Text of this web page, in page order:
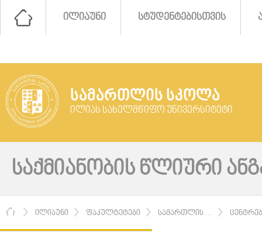
ᲘᲚᲘᲐᲣᲜᲘ ᲡᲢᲣᲓᲔᲜᲢᲔᲑᲘᲡᲗᲕᲘᲡ
ᲡᲐᲛᲐᲠᲗᲚᲘᲡ ᲡᲙᲝᲚᲐ
ᲘᲚᲘᲐᲡ ᲡᲐᲮᲔᲚᲛᲬᲘᲤᲝ ᲣᲜᲘᲕᲔᲠᲡᲘᲢᲔᲢᲘ
ᲡᲐᲥᲛᲘᲐᲜᲝᲑᲘᲡ ᲬᲚᲘᲣᲠᲘ
ᲛᲗᲐᲕᲐᲠᲘ
ᲘᲚᲘᲐᲣᲜᲘ ᲤᲐᲙᲣᲚᲢᲔᲢᲔᲑᲘ ᲡᲐᲛᲐᲠᲗᲚᲘᲡ ...